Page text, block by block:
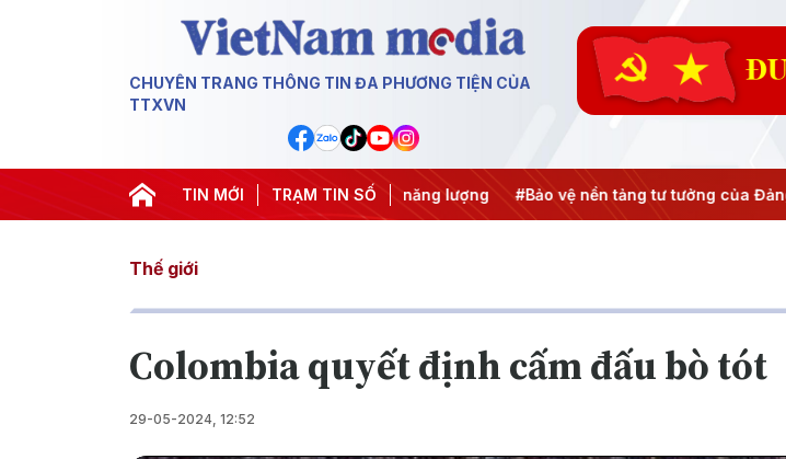
CHUYÊN TRANG THÔNG TIN ĐA PHƯƠNG TIỆN CỦA
TTXVN
TIN MỚI TRẠM TIN SỐ
#Căng thẳng Trung Đông #An ninh năng lượng #Bảo vệ nền tảng tư tưởng của Đảng
Thế giới
Colombia quyết định cấm đấu bò tót
29-05-2024, 12:52